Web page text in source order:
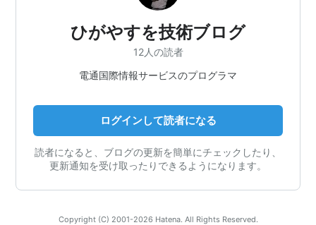
ひがやすを技術ブログ
12人の読者
電通国際情報サービスのプログラマ
ログインして読者になる
読者になると、ブログの更新を簡単にチェックしたり、
更新通知を受け取ったりできるようになります。
Copyright (C) 2001-2026 Hatena. All Rights Reserved.